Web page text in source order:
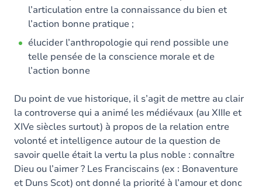
l’articulation entre la connaissance du bien et
l’action bonne pratique ;
élucider l’anthropologie qui rend possible une
telle pensée de la conscience morale et de
l’action bonne
Du point de vue historique, il s’agit de mettre au clair
la controverse qui a animé les médiévaux (au XIIIe et
XIVe siècles surtout) à propos de la relation entre
volonté et intelligence autour de la question de
savoir quelle était la vertu la plus noble : connaître
Dieu ou l’aimer ? Les Franciscains (ex : Bonaventure
et Duns Scot) ont donné la priorité à l’amour et donc